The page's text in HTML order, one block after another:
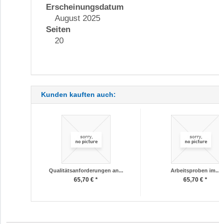
Erscheinungsdatum
August 2025
Seiten
20
Kunden kauften auch:
Qualitätsanforderungen an...
65,70 € *
Arbeitsproben
65,70 € *